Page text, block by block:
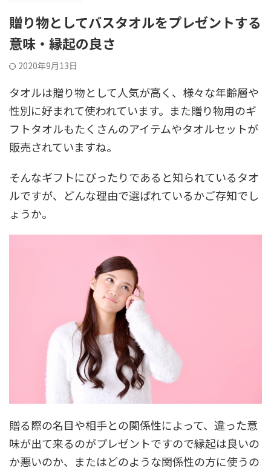
贈り物としてバスタオルをプレゼントする
意味・縁起の良さ
2020年9月13日
タオルは贈り物として人気が高く、様々な年齢層や
性別に好まれて使われています。また贈り物用のギ
フトタオルもたくさんのアイテムやタオルセットが
販売されていますね。
そんなギフトにぴったりであると知られているタオ
ルですが、どんな理由で選ばれているかご存知でし
ょうか。
贈る際の名目や相手との関係性によって、違った意
味が出て来るのがプレゼントですので縁起は良いの
か悪いのか、またはどのような関係性の方に使うの